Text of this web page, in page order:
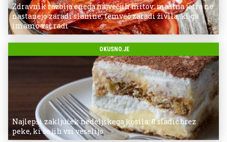
Zdravnik razbija enega največjih mitov: mastna jetra ne
nastanejo zaradi slanine, temveč zaradi živila, ki ga
imamo vsi radi
OKUSNO.JE
Najlepši zaključek nedeljskega kosila: 8 sladic brez
peke, ki se jih vsi veselijo